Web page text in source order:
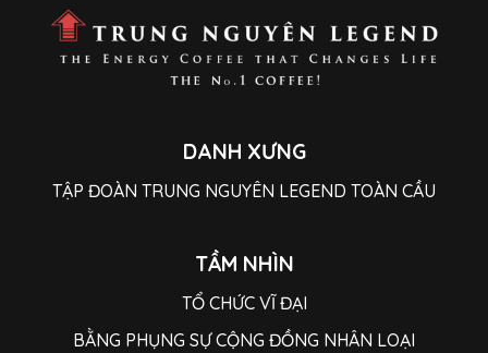
DANH XƯNG
TẬP ĐOÀN TRUNG NGUYÊN LEGEND TOÀN CẦU
TẦM NHÌN
TỔ CHỨC VĨ ĐẠI
BẰNG PHỤNG SỰ CỘNG ĐỒNG NHÂN LOẠI